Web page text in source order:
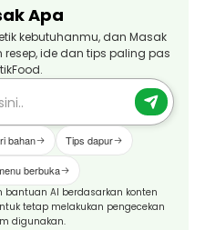
Apa
kebutuhanmu, dan Masak
ide dan tips paling pas
bahan Tips dapur
berbuka
AI berdasarkan konten
tetap melakukan pengecekan
digunakan.